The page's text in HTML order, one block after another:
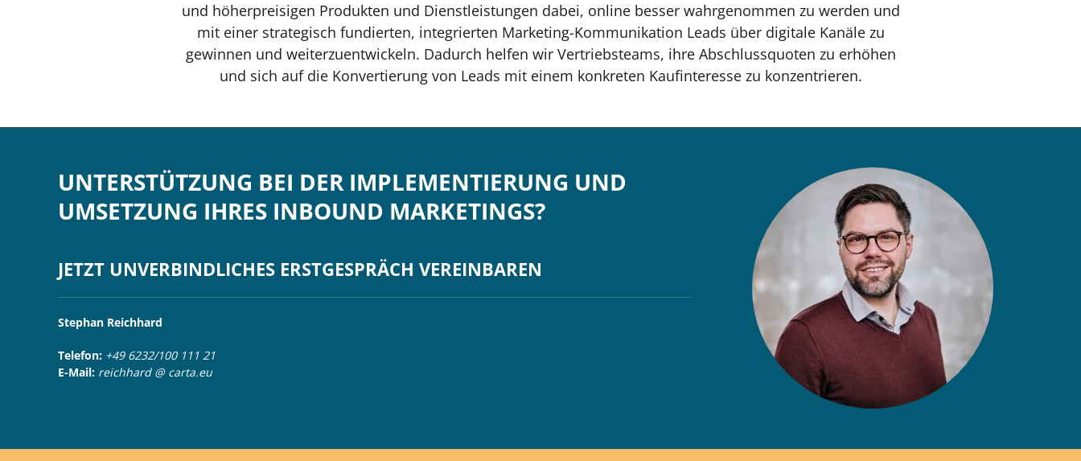
und höherpreisigen Produkten und Dienstleistungen dabei, online besser wahrgenommen zu werden und
mit einer strategisch fundierten, integrierten Marketing-Kommunikation Leads über digitale Kanäle zu
gewinnen und weiterzuentwickeln. Dadurch helfen wir Vertriebsteams, ihre Abschlussquoten zu erhöhen
und sich auf die Konvertierung von Leads mit einem konkreten Kaufinteresse zu konzentrieren.
UNTERSTÜTZUNG BEI DER IMPLEMENTIERUNG UND
UMSETZUNG IHRES INBOUND MARKETINGS?
JETZT UNVERBINDLICHES ERSTGESPRÄCH VEREINBAREN
Stephan Reichhard
Telefon: +49 6232/100 111 21
E-Mail: reichhard @ carta.eu